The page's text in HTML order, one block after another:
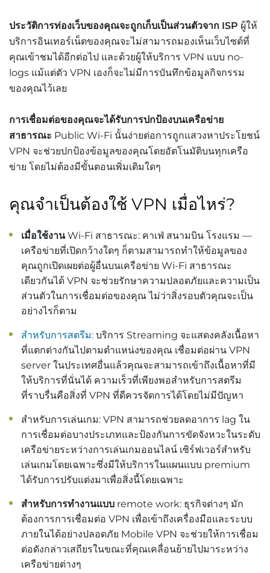
ประวัติการท่องเว็บของคุณจะถูกเก็บเป็นส่วนตัวจาก ISP ผู้ให้
บริการอินเทอร์เน็ตของคุณจะไม่สามารถมองเห็นเว็บไซต์ที่
คุณเข้าชมได้อีกต่อไป และด้วยผู้ให้บริการ VPN แบบ no-
logs แม้แต่ตัว VPN เองก็จะไม่มีการบันทึกข้อมูลกิจกรรม
ของคุณไว้เลย
การเชื่อมต่อของคุณจะได้รับการปกป้องบนเครือข่าย
สาธารณะ Public Wi-Fi นั้นง่ายต่อการถูกแสวงหาประโยชน์
VPN จะช่วยปกป้องข้อมูลของคุณโดยอัตโนมัติบนทุกเครือ
ข่าย โดยไม่ต้องมีขั้นตอนเพิ่มเติมใดๆ
คุณจำเป็นต้องใช้ VPN เมื่อไหร่?
เมื่อใช้งานWi-Fi สาธารณะ: คาเฟ่ สนามบิน โรงแรม —
เครือข่ายที่เปิดกว้างใดๆ ก็ตามสามารถทำให้ข้อมูลของ
คุณถูกเปิดเผยต่อผู้อื่นบนเครือข่าย Wi-Fi สาธารณะ
เดียวกันได้ VPN จะช่วยรักษาความปลอดภัยและความเป็น
ส่วนตัวในการเชื่อมต่อของคุณ ไม่ว่าสิ่งรอบตัวคุณจะเป็น
อย่างไรก็ตาม
สำหรับการสตรีม: บริการ Streaming จะแสดงคลังเนื้อหา
ที่แตกต่างกันไปตามตำแหน่งของคุณ เชื่อมต่อผ่าน VPN
server ในประเทศอื่นแล้วคุณจะสามารถเข้าถึงเนื้อหาที่มี
ให้บริการที่นั่นได้ ความเร็วที่เพียงพอสำหรับการสตรีม
ที่ราบรื่นคือสิ่งที่ VPN ที่ดีควรจัดการได้โดยไม่มีปัญหา
สำหรับการเล่นเกม: VPN สามารถช่วยลดอาการ lag ใน
การเชื่อมต่อบางประเภทและป้องกันการขัดจังหวะในระดับ
เครือข่ายระหว่างการเล่นเกมออนไลน์ เซิร์ฟเวอร์สำหรับ
เล่นเกมโดยเฉพาะซึ่งมีให้บริการในแผนแบบ premium
ได้รับการปรับแต่งมาเพื่อสิ่งนี้โดยเฉพาะ
สำหรับการทำงานแบบ remote work: ธุรกิจต่างๆ มัก
ต้องการการเชื่อมต่อ VPN เพื่อเข้าถึงเครื่องมือและระบบ
ภายในได้อย่างปลอดภัย Mobile VPN จะช่วยให้การเชื่อม
ต่อดังกล่าวเสถียรในขณะที่คุณเคลื่อนย้ายไปมาระหว่าง
เครือข่ายต่างๆ